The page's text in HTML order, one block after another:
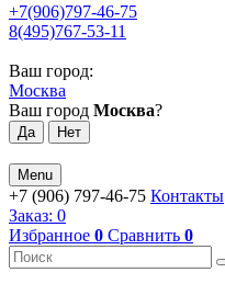
+7(906)797-46-75
8(495)767-53-11
Ваш город:
Москва
Ваш город Москва?
Menu
+7 (906) 797-46-75 Контакты
Заказ: 0
Избранное 0 Сравнить 0